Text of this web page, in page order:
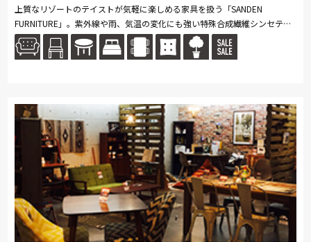
上質なリゾートのテイストが気軽に楽しめる家具を扱う「SANDEN
FURNITURE」。紫外線や雨、気温の変化にも強い特殊合成繊維シンセティ
ックラタンを使用した椅子やテーブルなど、屋内はもちろん、屋外でも利
用できる耐...続きを読む